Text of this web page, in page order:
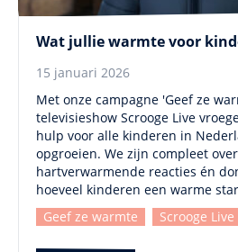
Wat jullie warmte voor
15 januari 2026
Met onze campagne 'Geef ze
televisieshow Scrooge Live
hulp voor alle kinderen in
opgroeien. We zijn compleet
hartverwarmende reacties én
hoeveel kinderen een warme
Geef ze warmte
Scrooge Live